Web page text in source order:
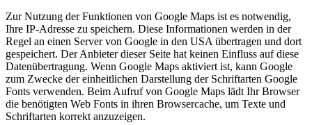
Zur Nutzung der Funktionen von Google Maps ist es notwendig,
Ihre IP-Adresse zu speichern. Diese Informationen werden in der
Regel an einen Server von Google in den USA übertragen und dort
gespeichert. Der Anbieter dieser Seite hat keinen Einfluss auf diese
Datenübertragung. Wenn Google Maps aktiviert ist, kann Google
zum Zwecke der einheitlichen Darstellung der Schriftarten Google
Fonts verwenden. Beim Aufruf von Google Maps lädt Ihr Browser
die benötigten Web Fonts in ihren Browsercache, um Texte und
Schriftarten korrekt anzuzeigen.